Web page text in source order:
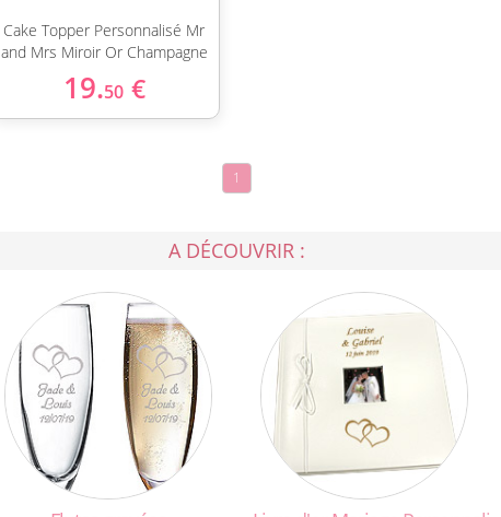
Cake Topper Personnalisé Mr
and Mrs Miroir Or Champagne
19.50 €
1
A DÉCOUVRIR :